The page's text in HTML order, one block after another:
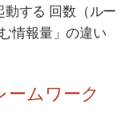
する 回数（ルー
情報量」の違い
ームワーク